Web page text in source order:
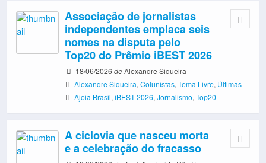
Associação de jornalistas
independentes emplaca seis
nomes na disputa pelo
Top20 do Prêmio iBEST 2026
18/06/2026deAlexandre Siqueira
Alexandre Siqueira,Colunistas,Tema Livre, Últimas
Ajoia Brasil,iBEST 2026,Jornalismo,Top20
A ciclovia que nasceu morta
e a celebração do fracasso